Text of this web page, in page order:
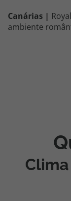
Canárias |
ambiente